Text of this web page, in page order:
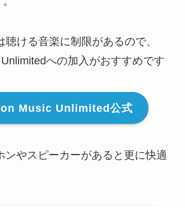
聴ける音楽に制限があるので、
への加入がおすすめです
Music Unlimited公式
ンやスピーカーがあると更に快適